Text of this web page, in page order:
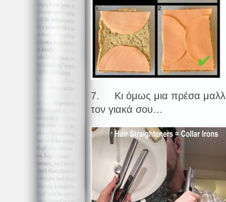
7. Κι όμως μια πρέσα
τον γιακά σου…